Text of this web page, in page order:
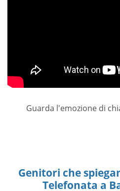
Guarda l'emozione di
Genitori che
Telefonata a